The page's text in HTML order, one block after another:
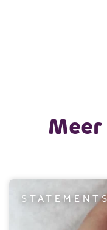
STATEMENTS